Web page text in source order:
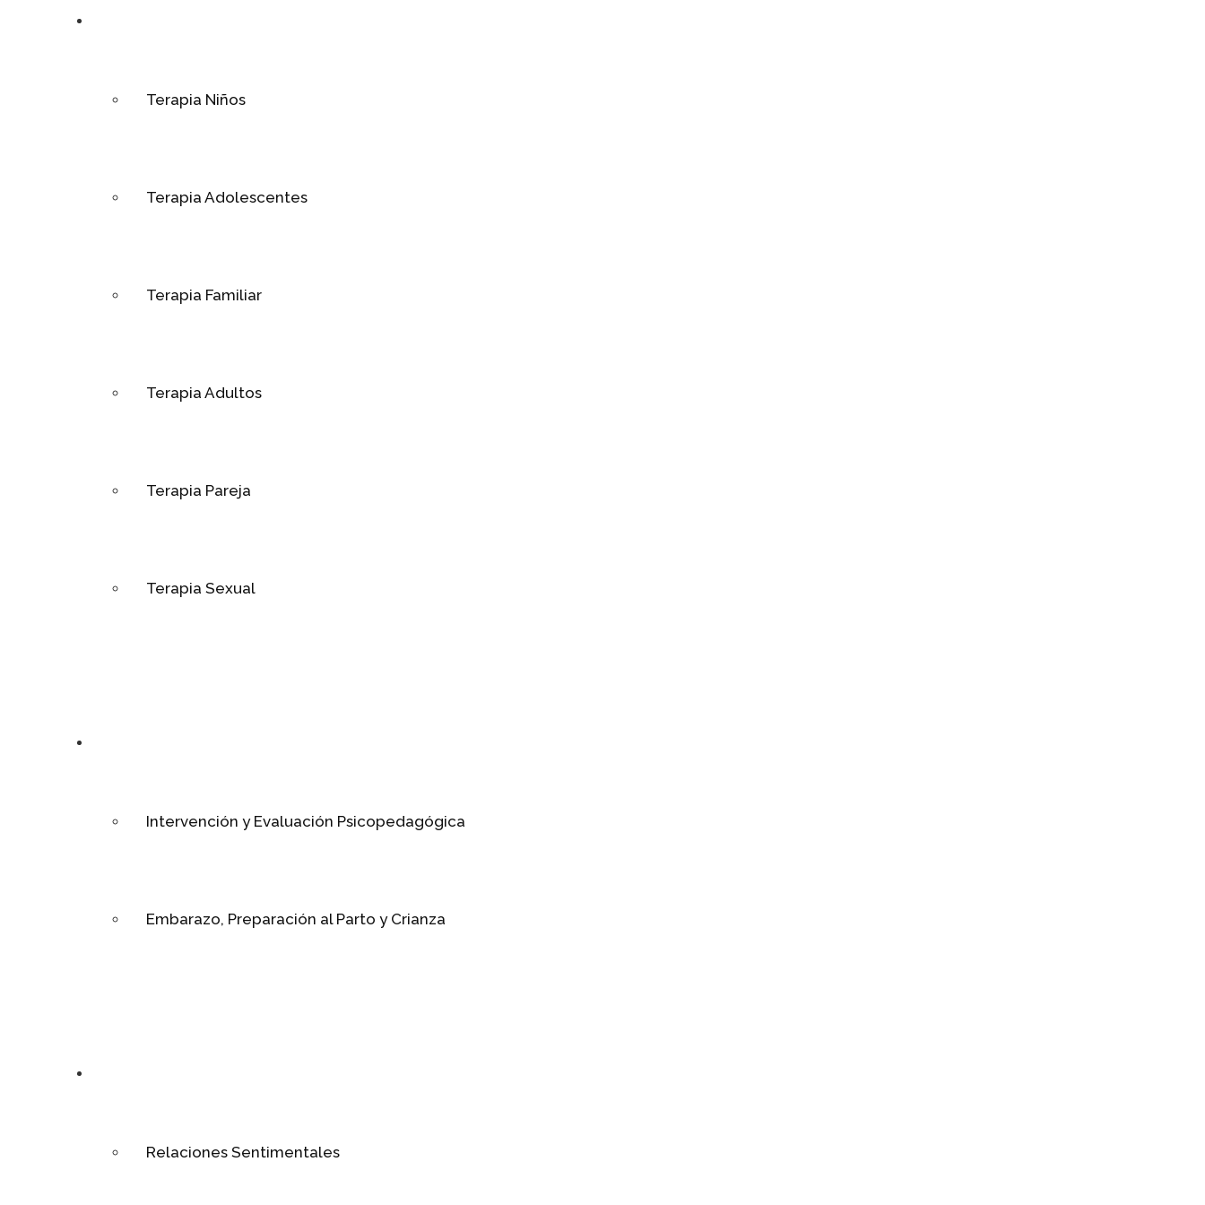
Terapia Niños
Terapia Adolescentes
Terapia Familiar
Terapia Adultos
Terapia Pareja
Terapia Sexual
Intervención y Evaluación Psicopedagógica
Embarazo, Preparación al Parto y Crianza
Relaciones Sentimentales